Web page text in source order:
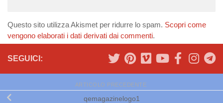
Questo sito utilizza Akismet per ridurre lo spam. Scopri come
vengono elaborati i dati derivati dai commenti.
SEGUICI:
ARTICOLO PRECEDENTE
qemagazinelogo1